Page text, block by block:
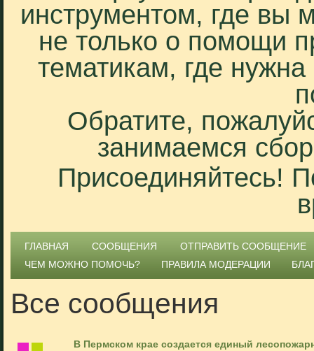
инструментом, где вы
не только о помощи
тематикам, где
Обратите,
занимаемся
Присоединяйтесь!
ГЛАВНАЯ СООБЩЕНИЯ
ОТПРАВИТЬ СООБЩЕНИЕ
ЧЕМ МОЖНО ПОМОЧЬ?
ПРАВИЛА МОДЕРАЦИИ
Все сообщения
В Пермском крае создается единый